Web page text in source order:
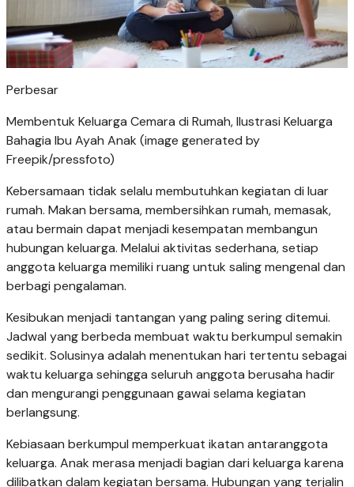
Perbesar
Membentuk Keluarga Cemara di Rumah, Ilustrasi Keluarga
Bahagia Ibu Ayah Anak (image generated by
Freepik/pressfoto)
Kebersamaan tidak selalu membutuhkan kegiatan di luar
rumah. Makan bersama, membersihkan rumah, memasak,
atau bermain dapat menjadi kesempatan membangun
hubungan keluarga. Melalui aktivitas sederhana, setiap
anggota keluarga memiliki ruang untuk saling mengenal dan
berbagi pengalaman.
Kesibukan menjadi tantangan yang paling sering ditemui.
Jadwal yang berbeda membuat waktu berkumpul semakin
sedikit. Solusinya adalah menentukan hari tertentu sebagai
waktu keluarga sehingga seluruh anggota berusaha hadir
dan mengurangi penggunaan gawai selama kegiatan
berlangsung.
Kebiasaan berkumpul memperkuat ikatan antaranggota
keluarga. Anak merasa menjadi bagian dari keluarga karena
dilibatkan dalam kegiatan bersama. Hubungan yang terjalin